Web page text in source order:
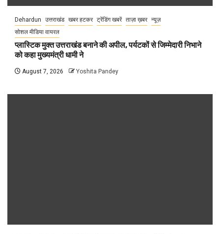
Dehardun उत्तराखंड खबर हटकर ट्रेंडिंग खबरें ताज़ा ख़बर न्यूज़
सोशल मीडिया वायरल
प्लास्टिक मुक्त उत्तराखंड बनाने की अपील, पर्यटकों से जिम्मेदारी निभाने
को कहा मुख्यमंत्री धामी ने
August 7, 2026 Yoshita Pandey